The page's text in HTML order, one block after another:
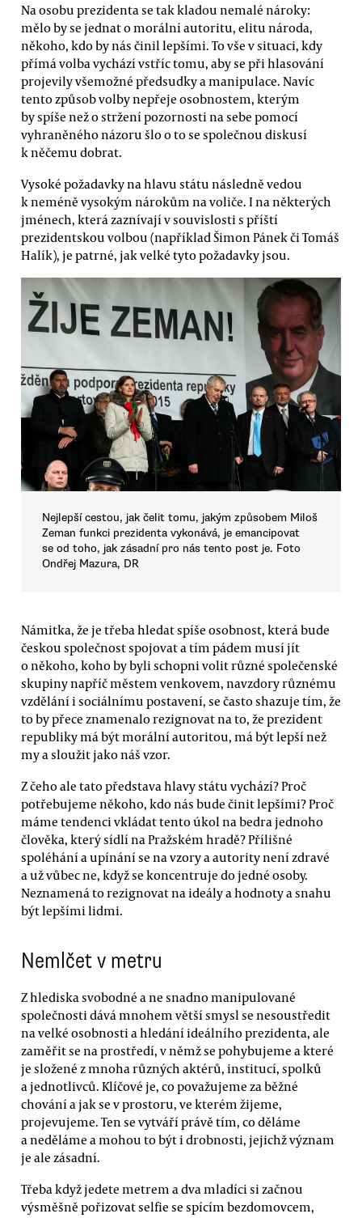
Na osobu prezidenta se tak kladou nemalé nároky:
mělo by se jednat o morální autoritu, elitu národa,
někoho, kdo by nás činil lepšími. To vše v situaci, kdy
přímá volba vychází vstříc tomu, aby se při hlasování
projevily všemožné předsudky a manipulace. Navíc
tento způsob volby nepřeje osobnostem, kterým
by spíše než o stržení pozornosti na sebe pomocí
vyhraněného názoru šlo o to se společnou diskusí
k něčemu dobrat.
Vysoké požadavky na hlavu státu následně vedou
k neméně vysokým nárokům na voliče. I na některých
jménech, která zaznívají v souvislosti s příští
prezidentskou volbou (například Šimon Pánek či Tomáš
Halík), je patrné, jak velké tyto požadavky jsou.
Nejlepší cestou, jak čelit tomu, jakým způsobem Miloš
Zeman funkci prezidenta vykonává, je emancipovat
se od toho, jak zásadní pro nás tento post je. Foto
Ondřej Mazura, DR
Námitka, že je třeba hledat spíše osobnost, která bude
českou společnost spojovat a tím pádem musí jít
o někoho, koho by byli schopni volit různé společenské
skupiny napříč městem venkovem, navzdory různému
vzdělání i sociálnímu postavení, se často shazuje tím, že
to by přece znamenalo rezignovat na to, že prezident
republiky má být morální autoritou, má být lepší než
my a sloužit jako náš vzor.
Z čeho ale tato představa hlavy státu vychází? Proč
potřebujeme někoho, kdo nás bude činit lepšími? Proč
máme tendenci vkládat tento úkol na bedra jednoho
člověka, který sídlí na Pražském hradě? Přílišné
spoléhání a upínání se na vzory a autority není zdravé
a už vůbec ne, když se koncentruje do jedné osoby.
Neznamená to rezignovat na ideály a hodnoty a snahu
být lepšími lidmi.
Nemlčet v metru
Z hlediska svobodné a ne snadno manipulované
společnosti dává mnohem větší smysl se nesoustředit
na velké osobnosti a hledání ideálního prezidenta, ale
zaměřit se na prostředí, v němž se pohybujeme a které
je složené z mnoha různých aktérů, institucí, spolků
a jednotlivců. Klíčové je, co považujeme za běžné
chování a jak se v prostoru, ve kterém žijeme,
projevujeme. Ten se vytváří právě tím, co děláme
a neděláme a mohou to být i drobnosti, jejichž význam
je ale zásadní.
Třeba když jedete metrem a dva mladíci si začnou
výsměšně pořizovat selfie se spícím bezdomovcem,